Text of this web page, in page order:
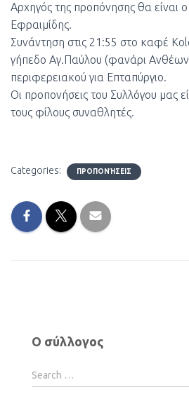
Αρχηγός της προπόνησης θα είναι
Εφραιμίδης.
Συνάντηση στις 21:55 στο καφέ
γήπεδο Αγ.Παύλου (φανάρι Ανθέων
περιφερειακού για Επταπύργιο.
Οι προπονήσεις του Συλλόγου μας
τους φίλους συναθλητές.
Categories: ΠΡΟΠΟΝΉΣΕΙΣ
Ο σύλλογος
Search …